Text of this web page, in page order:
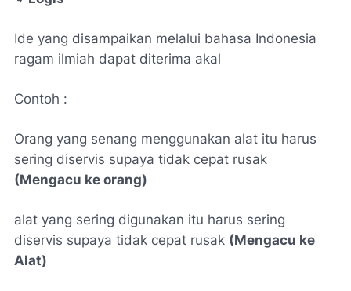
Ide yang disampaikan melalui bahasa Indonesia
ragam ilmiah dapat diterima akal
Contoh :
Orang yang senang menggunakan alat itu harus
sering diservis supaya tidak cepat rusak
(Mengacu ke orang)
alat yang sering digunakan itu harus sering
diservis supaya tidak cepat rusak (Mengacu ke
Alat)